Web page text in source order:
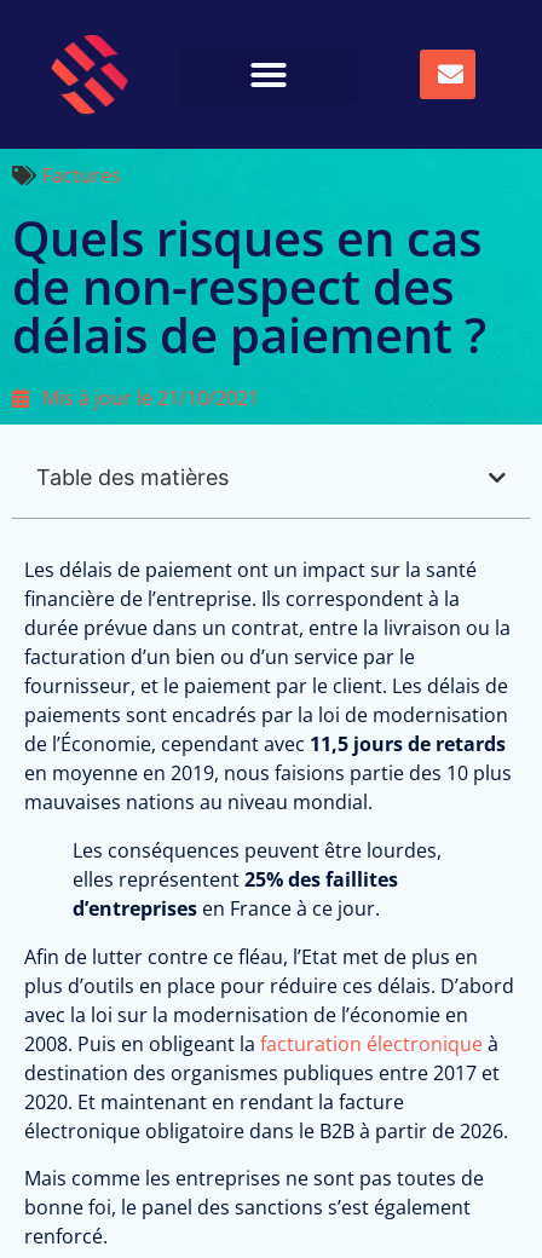
Factures
Quels risques en cas
de non-respect des
délais de paiement ?
Mis à jour le21/10/2021
Table des matières
Les délais de paiement ont un impact sur la santé
financière de l’entreprise. Ils correspondent à la
durée prévue dans un contrat, entre la livraison ou la
facturation d’un bien ou d’un service par le
fournisseur, et le paiement par le client. Les délais de
paiements sont encadrés par la loi de modernisation
de l’Économie, cependant avec 11,5 jours de retards
en moyenne en 2019, nous faisions partie des 10 plus
mauvaises nations au niveau mondial.
Les conséquences peuvent être lourdes,
elles représentent25% des faillites
d’entreprises en France à ce jour.
Afin de lutter contre ce fléau, l’Etat met de plus en
plus d’outils en place pour réduire ces délais. D’abord
avec la loi sur la modernisation de l’économie en
2008. Puis en obligeant la facturation électroniqueà
destination des organismes publiques entre 2017 et
2020. Et maintenant en rendant la facture
électronique obligatoire dans le B2B à partir de 2026.
Mais comme les entreprises ne sont pas toutes de
bonne foi, le panel des sanctions s’est également
renforcé.